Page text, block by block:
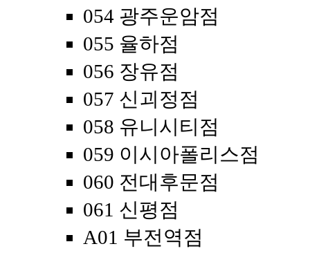
054 광주운암점
055 율하점
056 장유점
057 신괴정점
058 유니시티점
059 이시아폴리스점
060 전대후문점
061 신평점
A01 부전역점